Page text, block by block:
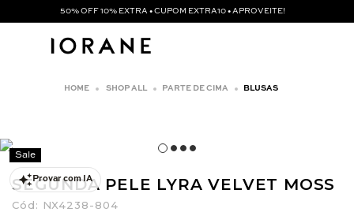
50% OFF 10% EXTRA • CUPOM EXTRA10 • APROVEITE!
SHOP ALL PARTE DE CIMA BLUSAS
Provar com IA
Sale
SEGUNDA PELE LYRA VELVET MOSS
Cód: NX4238-804